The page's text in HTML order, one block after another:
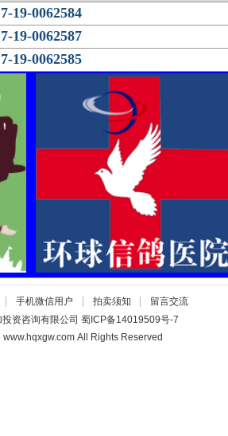
19-0062584
19-0062587
19-0062585
手机微信用户 拍卖须知
留言交流
资咨询有限公司 蜀ICP备14019509号-7
All Rights Reserved